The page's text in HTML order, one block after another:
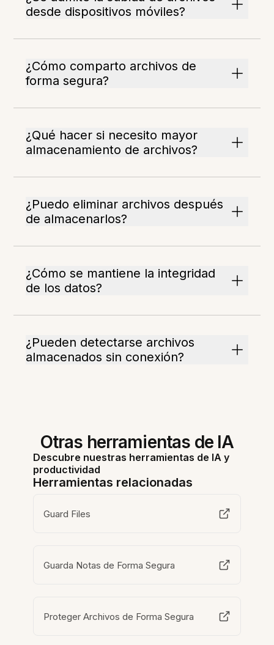
desde dispositivos móviles?
¿Cómo comparto archivos de
forma segura?
¿Qué hacer si necesito mayor
almacenamiento de archivos?
¿Puedo eliminar archivos después
de almacenarlos?
¿Cómo se mantiene la integridad
de los datos?
¿Pueden detectarse archivos
almacenados sin conexión?
Otras herramientas de IA
Descubre nuestras herramientas de IA y
productividad
Herramientas relacionadas
Guard Files
Guarda Notas de Forma Segura
Proteger Archivos de Forma Segura